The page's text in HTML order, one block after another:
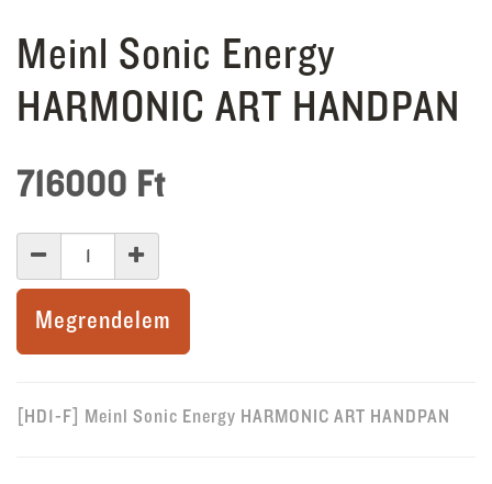
Meinl Sonic Energy
HARMONIC ART HANDPAN
716000 Ft
Megrendelem
[HD1-F] Meinl Sonic Energy HARMONIC ART HANDPAN